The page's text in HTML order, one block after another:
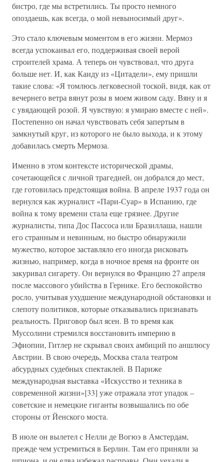
бистро, где мы встретились. Ты просто немного
опоздаешь, как всегда, о мой невыносимый друг».
Это стало ключевым моментом в его жизни. Мермоз
всегда успокаивал его, поддерживая своей верой
строителей храма. А теперь он чувствовал, что друга
больше нет. И, как Каиду из «Цитадели», ему пришли
такие слова: «Я томлюсь легковесной тоской, видя, как от
вечернего ветра вянут розы в моем живом саду. Вяну и я
с увядающей розой. Я чувствую: я умираю вместе с ней».
Постепенно он начал чувствовать себя запертым в
замкнутый круг, из которого не было выхода, и к этому
добавилась смерть Мермоза.
Именно в этом контексте исторической драмы,
сочетающейся с личной трагедией, он добрался до мест,
где готовилась предстоящая война. В апреле 1937 года он
вернулся как журналист «Пари-Суар» в Испанию, где
война к тому времени стала еще грязнее. Другие
журналисты, типа Дос Пассоса или Бразиллаша, нашли
его странным и невинным, но быстро обнаружили
мужество, которое заставляло его иногда рисковать
жизнью, например, когда в ночное время на фронте он
закуривал сигарету. Он вернулся во Францию 27 апреля
после массового убийства в Гернике. Его беспокойство
росло, учитывая ухудшение международной обстановки и
слепоту политиков, которые отказывались признавать
реальность. Приговор был ясен. В то время как
Муссолини стремился восстановить империю в
Эфиопии, Гитлер не скрывал своих амбиций по аншлюсу
Австрии. В свою очередь, Москва стала театром
абсурдных судебных спектаклей. В Париже
международная выставка «Искусство и техника в
современной жизни»[33] уже отражала этот упадок –
советские и немецкие гиганты возвышались по обе
стороны от Йенского моста.
В июле он вылетел с Нелли де Вогюэ в Амстердам,
прежде чем устремиться в Берлин. Там его приняли за